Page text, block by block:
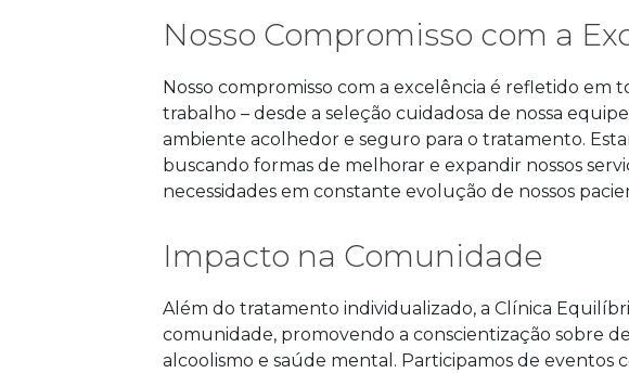
Nosso Compromisso com a
Nosso compromisso com a excelência é refletido em
trabalho – desde a seleção cuidadosa de nossa
ambiente acolhedor e seguro para o tratamento.
buscando formas de melhorar e expandir nossos
necessidades em constante evolução de nossos
Impacto na Comunidade
Além do tratamento individualizado, a Clínica
comunidade, promovendo a conscientização sobre
alcoolismo e saúde mental. Participamos de eventos